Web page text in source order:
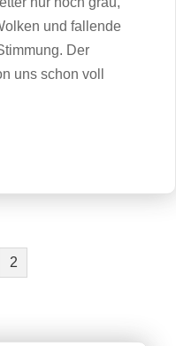
und fallende
Der
uns schon voll
2